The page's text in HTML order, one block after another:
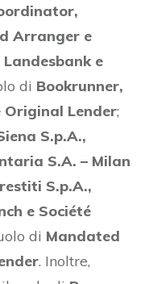
Arranger e
Landesbank e
di Bookrunner,
Lender;
S.p.A.,
S.A. – Milan
S.p.A.,
e Société
di Mandated
. Inoltre,